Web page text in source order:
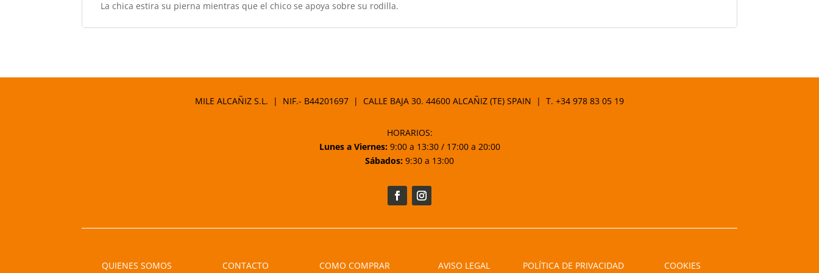
La chica estira su pierna mientras que el chico se apoya sobre su rodilla.
MILE ALCAÑIZ S.L. | NIF.- B44201697 | CALLE BAJA 30. 44600 ALCAÑIZ (TE) SPAIN | T. +34 978 83 05 19
HORARIOS:
Lunes a Viernes:9:00 a 13:30 / 17:00 a 20:00
Sábados: 9:30 a 13:00
QUIENES SOMOS CONTACTO COMO COMPRAR AVISO LEGAL POLÍTICA DE PRIVACIDAD COOKIES